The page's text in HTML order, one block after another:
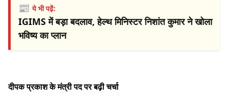
📰ये भी पढ़ें:
IGIMS में बड़ा बदलाव, हेल्थ मिनिस्टर निशांत कुमार ने खोला
भविष्य का प्लान
दीपक प्रकाश के मंत्री पद पर बढ़ी चर्चा